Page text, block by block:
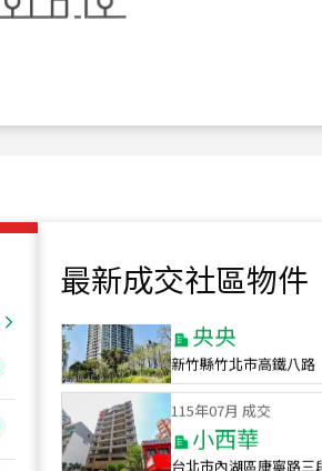
最新成交社區物件
新竹市新竹市慈祥路
115年07月 成交
新竹縣竹北市高鐵八路
115年07月 成交
小西華
台北市內湖區康寧路三段